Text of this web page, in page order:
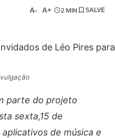
A- A+ 2 MIN SALVE
parte do projeto
sexta,15 de
de música e